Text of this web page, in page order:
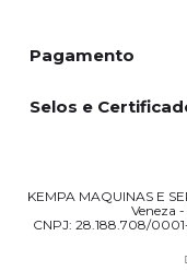
Pagamento
Selos e
KEMPA MAQUINAS E
Veneza
CNPJ: 28.188.708/